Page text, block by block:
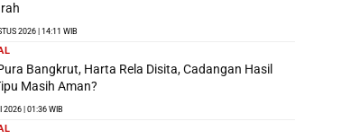
2026 | 14:11 WIB
Bangkrut, Harta Rela Disita, Cadangan Hasil
Masih Aman?
2026 | 01:36 WIB